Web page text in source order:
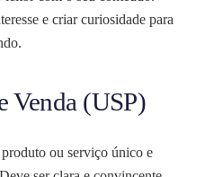
e criar curiosidade para
Venda (USP)
ou serviço único e